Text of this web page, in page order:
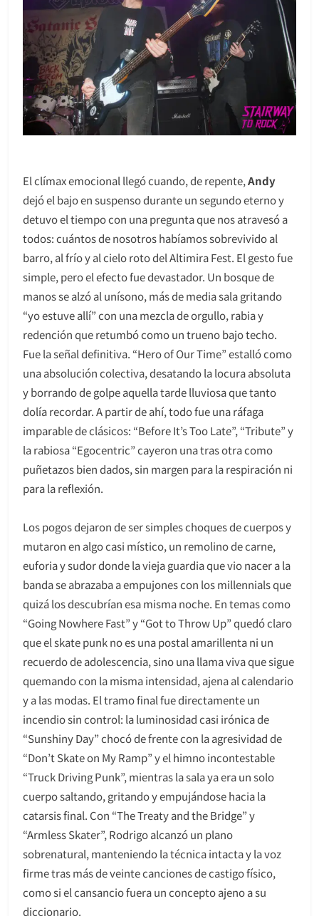
El clímax emocional llegó cuando, de repente,Andy
dejó el bajo en suspenso durante un segundo eterno y
detuvo el tiempo con una pregunta que nos atravesó a
todos: cuántos de nosotros habíamos sobrevivido al
barro, al frío y al cielo roto del Altimira Fest. El gesto fue
simple, pero el efecto fue devastador. Un bosque de
manos se alzó al unísono, más de media sala gritando
“yo estuve allí” con una mezcla de orgullo, rabia y
redención que retumbó como un trueno bajo techo.
Fue la señal definitiva. “Hero of Our Time” estalló como
una absolución colectiva, desatando la locura absoluta
y borrando de golpe aquella tarde lluviosa que tanto
dolía recordar. A partir de ahí, todo fue una ráfaga
imparable de clásicos: “Before It’s Too Late”, “Tribute” y
la rabiosa “Egocentric” cayeron una tras otra como
puñetazos bien dados, sin margen para la respiración ni
para la reflexión.
Los pogos dejaron de ser simples choques de cuerpos y
mutaron en algo casi místico, un remolino de carne,
euforia y sudor donde la vieja guardia que vio nacer a la
banda se abrazaba a empujones con los millennials que
quizá los descubrían esa misma noche. En temas como
“Going Nowhere Fast” y “Got to Throw Up” quedó claro
que el skate punk no es una postal amarillenta ni un
recuerdo de adolescencia, sino una llama viva que sigue
quemando con la misma intensidad, ajena al calendario
y a las modas. El tramo final fue directamente un
incendio sin control: la luminosidad casi irónica de
“Sunshiny Day” chocó de frente con la agresividad de
“Don’t Skate on My Ramp” y el himno incontestable
“Truck Driving Punk”, mientras la sala ya era un solo
cuerpo saltando, gritando y empujándose hacia la
catarsis final. Con “The Treaty and the Bridge” y
“Armless Skater”, Rodrigo alcanzó un plano
sobrenatural, manteniendo la técnica intacta y la voz
firme tras más de veinte canciones de castigo físico,
como si el cansancio fuera un concepto ajeno a su
diccionario.